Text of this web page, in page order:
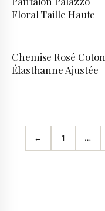
Floral Taille Haute
Chemise Rosé Coton
Élasthanne Ajustée
← 1 …